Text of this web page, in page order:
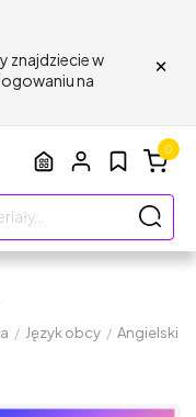
znajdziecie w
na
×
0
/ Język obcy / Angielski